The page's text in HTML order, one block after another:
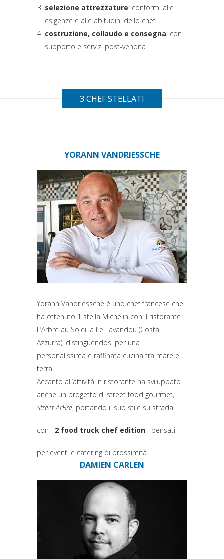
selezione attrezzature: conformi alle
esigenze e alle abitudini dello chef
costruzione, collaudo e consegna: con
supporto e servizi post-vendita.
3 CHEF STELLATI
YORANN VANDRIESSCHE
Yorann Vandriessche è uno chef francese che
ha ottenuto 1 stella Michelin con il ristorante
L’Arbre au Soleil a Le Lavandou (Costa
Azzurra), distinguendosi per una
personalissima e raffinata cucina tra mare e
terra.
Accanto all’attività in ristorante ha sviluppato
anche un progetto di street food gourmet,
Street ArBre, portando il suo stile su strada
con 2 food truck chef edition
(si apre in una nuova scheda)
pensati
per eventi e catering di prossimità.
DAMIEN CARLEN